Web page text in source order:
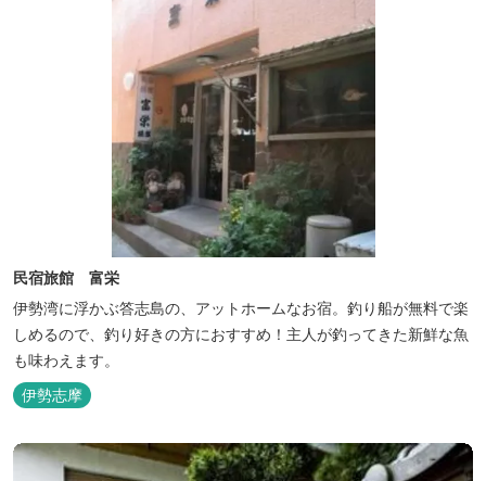
民宿旅館 富栄
伊勢湾に浮かぶ答志島の、アットホームなお宿。釣り船が無料で楽
しめるので、釣り好きの方におすすめ！主人が釣ってきた新鮮な魚
も味わえます。
伊勢志摩